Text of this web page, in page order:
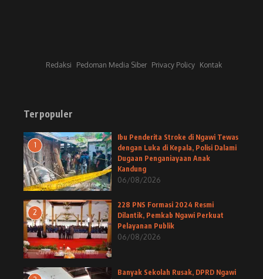
Redaksi Pedoman Media Siber Privacy Policy Kontak
Terpopuler
1
Ibu Penderita Stroke di Ngawi Tewas
dengan Luka di Kepala, Polisi Dalami
Dugaan Penganiayaan Anak
Kandung
06/08/2026
2
228 PNS Formasi 2024 Resmi
Dilantik, Pemkab Ngawi Perkuat
Pelayanan Publik
06/08/2026
Banyak Sekolah Rusak, DPRD Ngawi